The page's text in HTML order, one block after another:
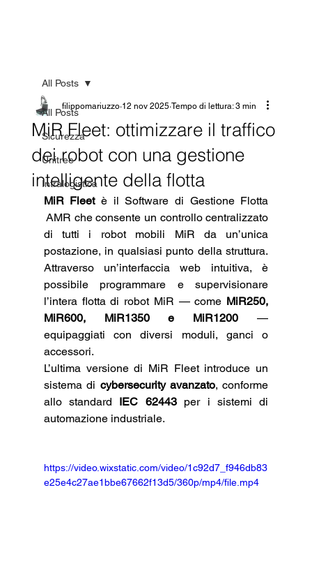
All Posts
Sicurezza
Unitree
Intralogistica
All Posts
MiR Fleet: ottimizzare il traffico
dei robot con una gestione
intelligente della flotta
filippomariuzzo 12 nov 2025 Tempo di lettura: 3 min
MiR Fleet è il Software di Gestione Flotta
AMR che consente un controllo centralizzato
di tutti i robot mobili MiR da un’unica
postazione, in qualsiasi punto della struttura.
Attraverso un’interfaccia web intuitiva, è
possibile programmare e supervisionare
l’intera flotta di robot MiR — come MiR250,
MiR600, MiR1350 e MiR1200 —
equipaggiati con diversi moduli, ganci o
accessori.
L’ultima versione di MiR Fleet introduce un
sistema di cybersecurity avanzato, conforme
allo standard IEC 62443 per i sistemi di
automazione industriale.
https://video.wixstatic.com/video/1c92d7_f946db83
e25e4c27ae1bbe67662f13d5/360p/mp4/file.mp4